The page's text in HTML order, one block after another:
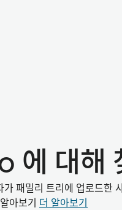
에 대해
패밀리 트리에 업로드한
아보기 더 알아보기